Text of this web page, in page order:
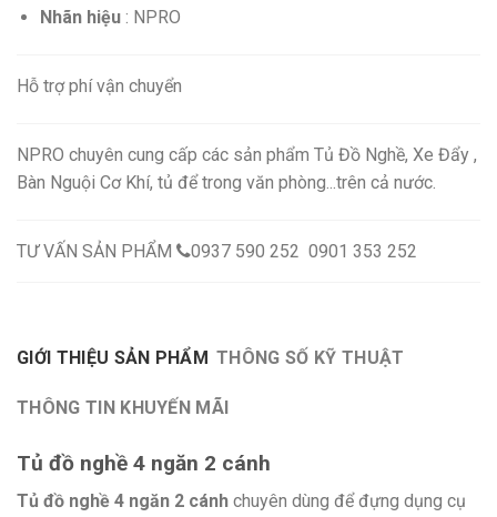
Nhãn hiệu: NPRO
Hỗ trợ phí vận chuyển
NPRO chuyên cung cấp các sản phẩm Tủ Đồ Nghề, Xe Đẩy ,
Bàn Nguội Cơ Khí, tủ để trong văn phòng...trên cả nước.
TƯ VẤN SẢN PHẨM 0937 590 252 0901 353 252
GIỚI THIỆU SẢN PHẨM THÔNG SỐ KỸ THUẬT
THÔNG TIN KHUYẾN MÃI
Tủ đồ nghề 4 ngăn 2 cánh
Tủ đồ nghề 4 ngăn 2 cánh chuyên dùng để đựng dụng cụ